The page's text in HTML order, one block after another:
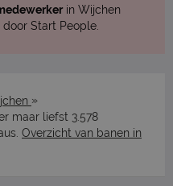
in Wijchen
Start People.
»
maar liefst 3.578
Overzicht van banen in